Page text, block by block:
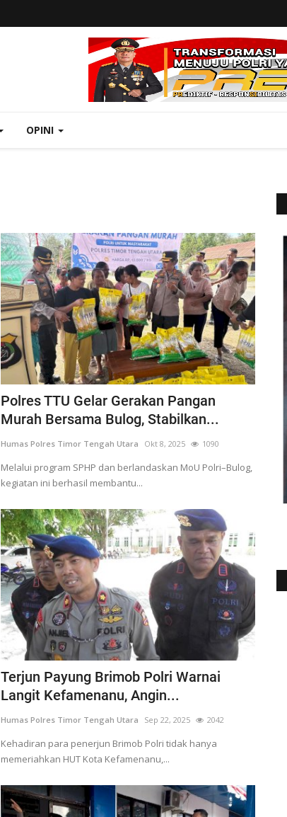
OPINI
Polres TTU Gelar Gerakan Pangan
Murah Bersama Bulog, Stabilkan...
Humas Polres Timor Tengah Utara Okt 8, 2025 1090
Melalui program SPHP dan berlandaskan MoU Polri–Bulog,
kegiatan ini berhasil membantu...
Terjun Payung Brimob Polri Warnai
Langit Kefamenanu, Angin...
Humas Polres Timor Tengah Utara Sep 22, 2025 2042
Kehadiran para penerjun Brimob Polri tidak hanya
memeriahkan HUT Kota Kefamenanu,...